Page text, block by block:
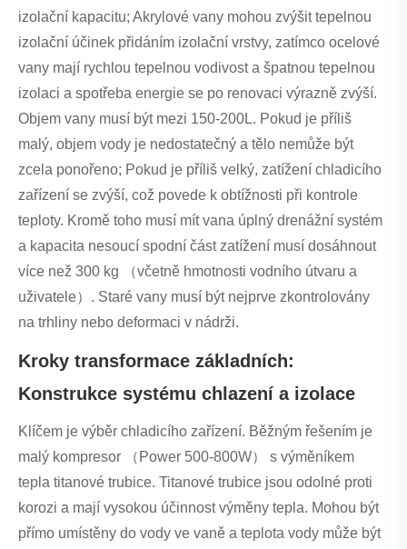
izolační kapacitu; Akrylové vany mohou zvýšit tepelnou
izolační účinek přidáním izolační vrstvy, zatímco ocelové
vany mají rychlou tepelnou vodivost a špatnou tepelnou
izolaci a spotřeba energie se po renovaci výrazně zvýší.
Objem vany musí být mezi 150-200L. Pokud je příliš
malý, objem vody je nedostatečný a tělo nemůže být
zcela ponořeno; Pokud je příliš velký, zatížení chladicího
zařízení se zvýší, což povede k obtížnosti při kontrole
teploty. Kromě toho musí mít vana úplný drenážní systém
a kapacita nesoucí spodní část zatížení musí dosáhnout
více než 300 kg （včetně hmotnosti vodního útvaru a
uživatele）. Staré vany musí být nejprve zkontrolovány
na trhliny nebo deformaci v nádrži.
Kroky transformace základních:
Konstrukce systému chlazení a izolace
Klíčem je výběr chladicího zařízení. Běžným řešením je
malý kompresor （Power 500-800W） s výměníkem
tepla titanové trubice. Titanové trubice jsou odolné proti
korozi a mají vysokou účinnost výměny tepla. Mohou být
přímo umístěny do vody ve vaně a teplota vody může být